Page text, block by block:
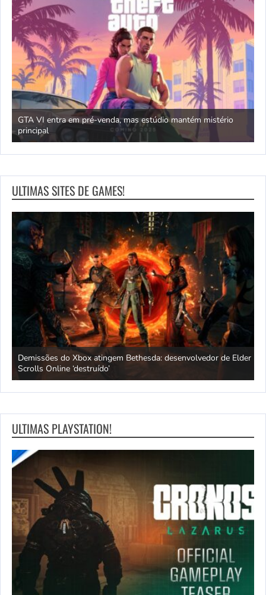
GTA VI entra em pré-venda, mas estúdio mantém mistério
principal
ULTIMAS SITES DE GAMES!
Demissões do Xbox atingem Bethesda: desenvolvedor de Elder
Scrolls Online ‘destruído’
ULTIMAS PLAYSTATION!